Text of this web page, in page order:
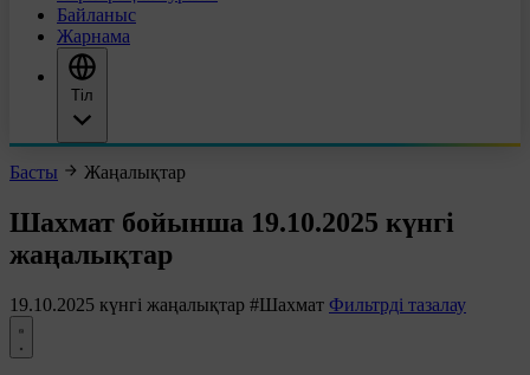
Байланыс
Жарнама
Тіл
Басты Жаңалықтар
Шахмат бойынша 19.10.2025 күнгі
жаңалықтар
19.10.2025 күнгі жаңалықтар #Шахмат Фильтрді тазалау